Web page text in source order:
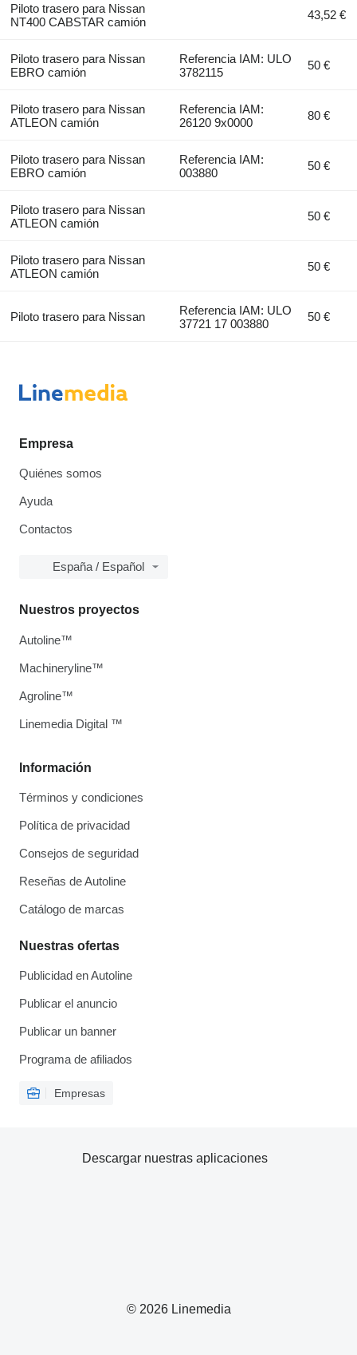
Piloto trasero para Nissan
NT400 CABSTAR camión
43,52 €
Piloto trasero para Nissan
EBRO camión
Referencia IAM: ULO
3782115
50 €
Piloto trasero para Nissan
ATLEON camión
Referencia IAM:
26120 9x0000
80 €
Piloto trasero para Nissan
EBRO camión
Referencia IAM:
003880
50 €
Piloto trasero para Nissan
ATLEON camión
50 €
Piloto trasero para Nissan
ATLEON camión
50 €
Piloto trasero para Nissan
Referencia IAM: ULO
37721 17 003880
50 €
Empresa
Quiénes somos
Ayuda
Contactos
España / Español
Información
Términos y condiciones
Política de privacidad
Consejos de seguridad
Reseñas de Autoline
Catálogo de marcas
Nuestras ofertas
Publicidad en Autoline
Publicar el anuncio
Publicar un banner
Programa de afiliados
Empresas
Nuestros proyectos
Autoline™
Machineryline™
Agroline™
Linemedia Digital ™
© 2026 Linemedia
Descargar nuestras aplicaciones